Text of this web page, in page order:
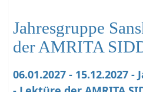
Jahresgruppe
der AMRITA
06.01.2027 - 15.12.2027